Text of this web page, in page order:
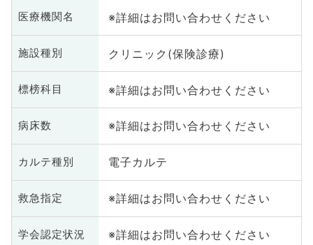
医療機関名 ※詳細はお問い合わせください
施設種別 クリニック(保険診療)
標榜科目 ※詳細はお問い合わせください
病床数 ※詳細はお問い合わせください
カルテ種別 電子カルテ
救急指定 ※詳細はお問い合わせください
学会認定状況 ※詳細はお問い合わせください